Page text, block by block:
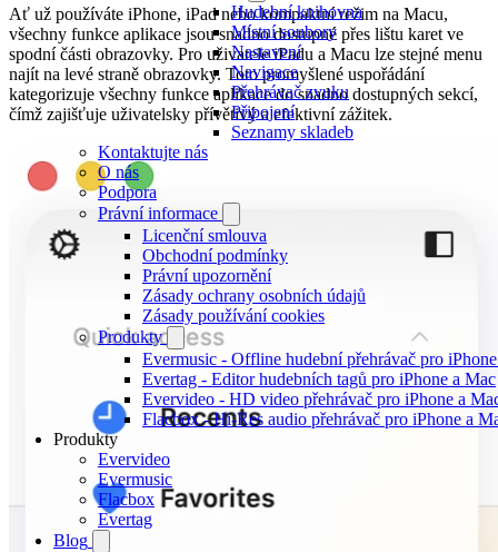
Hudební knihovna
Místní soubory
Nastavení
Navigace
Přehrávač zvuku
Připojení
Seznamy skladeb
Kontaktujte nás
O nás
Podpora
Právní informace
Licenční smlouva
Obchodní podmínky
Právní upozornění
Zásady ochrany osobních údajů
Zásady používání cookies
Produkty
Evermusic - Offline hudební přehrávač pro
Evertag - Editor hudebních tagů pro iPhone a Mac
Evervideo - HD video přehrávač pro iPhone a
Flacbox - Hi-Res audio přehrávač pro iPhone a
Produkty
Evervideo
Evermusic
Flacbox
Evertag
Blog
Ať už používáte iPhone, iPad nebo kompaktní režim na Macu,
všechny funkce aplikace jsou snadno dostupné přes lištu karet ve
spodní části obrazovky. Pro uživatele iPadu a Macu lze stejné menu
najít na levé straně obrazovky. Toto promyšlené uspořádání
kategorizuje všechny funkce aplikace do snadno dostupných sekcí,
čímž zajišťuje uživatelsky přívětivý a efektivní zážitek.